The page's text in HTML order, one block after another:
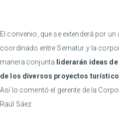
El convenio, que se extenderá por
coordinado entre Sernatur y la
manera conjunta liderarán ideas
de los diversos proyectos
Así lo comentó el gerente de la
Raúl Sáez.